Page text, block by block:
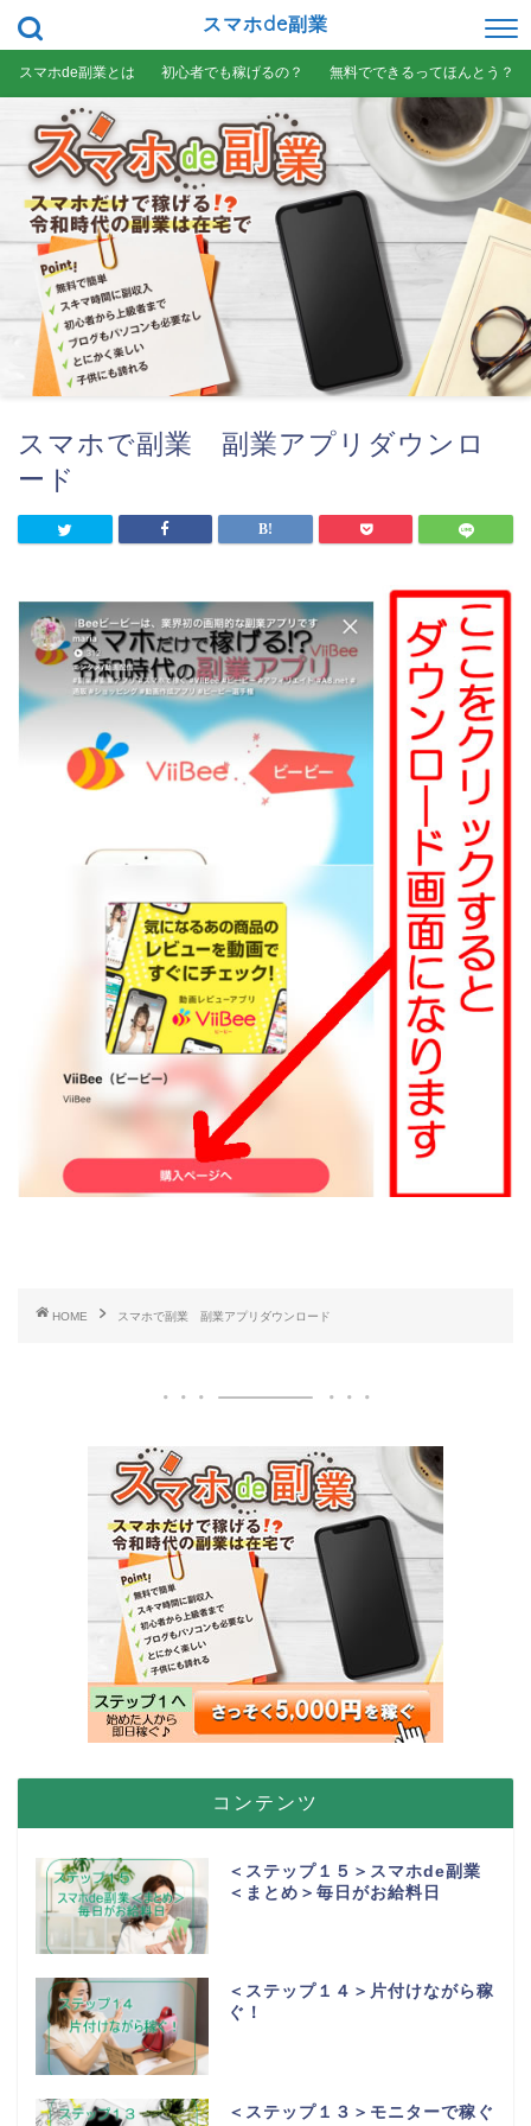
スマホde副業
スマホde副業とは 初心者でも稼げるの？ 無料でできるってほんとう？
スマホで副業 副業アプリダウンロ
ード
HOME スマホで副業 副業アプリダウンロード
コンテンツ
＜ステップ１５＞スマホde副業
＜まとめ＞毎日がお給料日
＜ステップ１４＞片付けながら稼
ぐ！
＜ステップ１３＞モニターで稼ぐ